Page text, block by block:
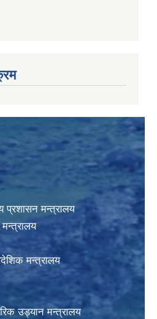
प्रशासन मन्त्रालय
मन्त्रालय
उड्यान मन्त्रालय